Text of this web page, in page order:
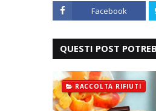
Facebook
QUESTI POST
RACCOLTA RIFIUTI